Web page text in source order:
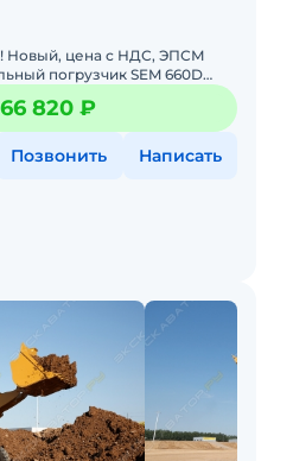
Новый, цена с НДС, ЭПСМ
погрузчик SEM 660D
SEM 660D оснащается
820 ₽
Позвонить Написать